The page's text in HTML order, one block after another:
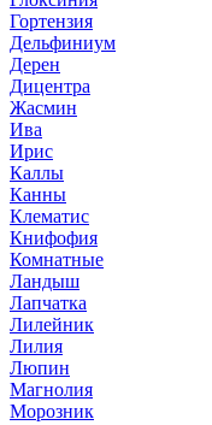
Гортензия
Дельфиниум
Дерен
Дицентра
Жасмин
Ива
Ирис
Каллы
Канны
Клематис
Книфофия
Комнатные
Ландыш
Лапчатка
Лилейник
Лилия
Люпин
Магнолия
Морозник